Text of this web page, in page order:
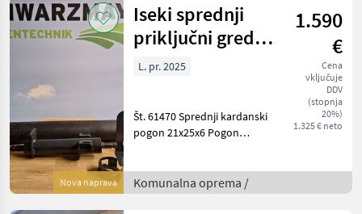
Nova naprava
Iseki sprednji
priključni gred
TM
1.590
€
Cena
vključuje
DDV
(stopnja
20%)
1.325 € neto
L. pr. 2025
Št. 61470 Sprednji kardanski
pogon 21x25x6 Pogon
Število obratov: 2.000
obr./min Smer vrtenja (v
Komunalna oprema /